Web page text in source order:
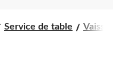
Service de table